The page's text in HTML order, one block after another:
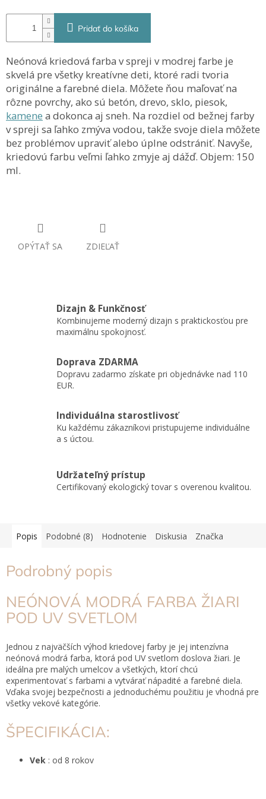
Pridať do košíka
Neónová kriedová farba v spreji v modrej farbe je
skvelá pre všetky kreatívne deti, ktoré radi tvoria
originálne a farebné diela. Môžete ňou maľovať na
rôzne povrchy, ako sú betón, drevo, sklo, piesok,
kamene a dokonca aj sneh. Na rozdiel od bežnej farby
v spreji sa ľahko zmýva vodou, takže svoje diela môžete
bez problémov upraviť alebo úplne odstrániť. Navyše,
kriedovú farbu veľmi ľahko zmyje aj dážď. Objem: 150
ml.
OPÝTAŤ SA ZDIEĽAŤ
Dizajn & Funkčnosť
Kombinujeme moderný dizajn s praktickosťou pre
maximálnu spokojnosť.
Doprava ZDARMA
Dopravu zadarmo získate pri objednávke nad 110
EUR.
Individuálna starostlivosť
Ku každému zákazníkovi pristupujeme individuálne
a s úctou.
Udržateľný prístup
Certifikovaný ekologický tovar s overenou kvalitou.
Popis Podobné (8) Hodnotenie Diskusia Značka
Podrobný popis
NEÓNOVÁ MODRÁ FARBA ŽIARI
POD UV SVETLOM
Jednou z najväčších výhod kriedovej farby je jej intenzívna
neónová modrá farba, ktorá pod UV svetlom doslova žiari. Je
ideálna pre malých umelcov a všetkých, ktorí chcú
experimentovať s farbami a vytvárať nápadité a farebné diela.
Vďaka svojej bezpečnosti a jednoduchému použitiu je vhodná pre
všetky vekové kategórie.
ŠPECIFIKÁCIA:
Vek : od 8 rokov